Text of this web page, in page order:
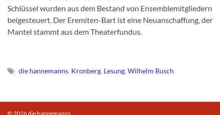
Schlüssel wurden aus dem Bestand von Ensemblemitgliedern
beigesteuert. Der Eremiten-Bart ist eine Neuanschaffung, der
Mantel stammt aus dem Theaterfundus.
die hannemanns, Kronberg, Lesung, Wilhelm Busch
© 2026 die hannemanns